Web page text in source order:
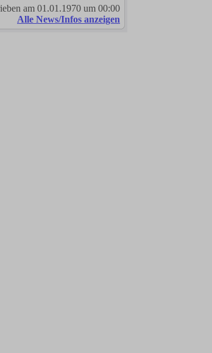
am 01.01.1970 um 00:00
Alle News/Infos anzeigen